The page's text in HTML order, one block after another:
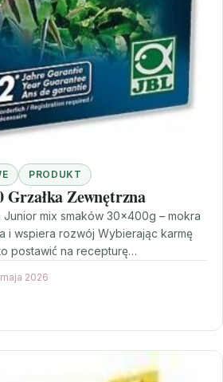
PRODUKT
Zewnętrzna
Junior mix smaków 30x400g – mokra
i wspiera rozwój Wybierając karmę
postawić na recepturę…
2026